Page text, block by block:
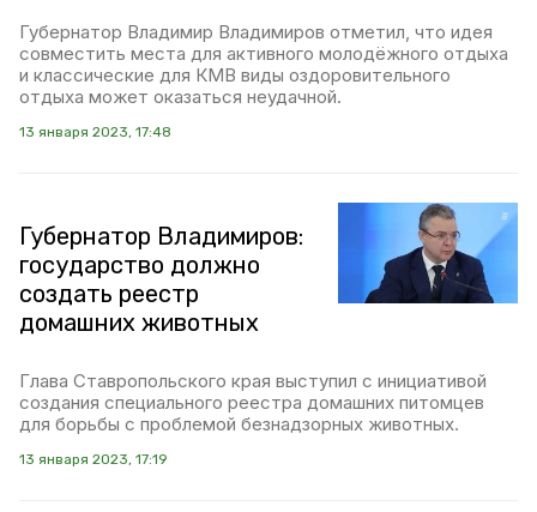
Губернатор Владимир Владимиров отметил, что идея
совместить места для активного молодёжного отдыха
и классические для КМВ виды оздоровительного
отдыха может оказаться неудачной.
13 января 2023, 17:48
Губернатор Владимиров:
государство должно
создать реестр
домашних животных
Глава Ставропольского края выступил с инициативой
создания специального реестра домашних питомцев
для борьбы с проблемой безнадзорных животных.
13 января 2023, 17:19